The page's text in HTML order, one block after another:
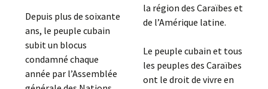
Depuis plus de soixante
ans, le peuple cubain
subit un blocus
condamné chaque
année par l’Assemblée
la région des Caraïbes et
de l’Amérique latine.
Le peuple cubain et tous
les peuples des Caraïbes
ont le droit de vivre en